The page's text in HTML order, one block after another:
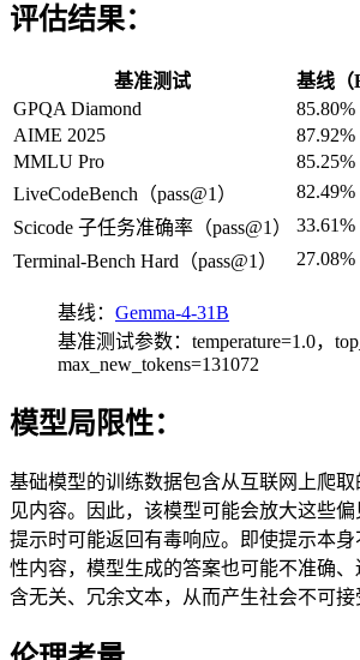
评估结果：
基准测试 基线（
GPQA Diamond
85.80%
AIME 2025
87.92%
MMLU Pro
85.25%
LiveCodeBench（pass@1）
82.49%
Scicode 子任务准确率（pass@1）
33.61%
Terminal-Bench Hard（pass@1）
27.08%
基线： Gemma-4-31B
基准测试参数：temperature=1.0，
max_new_tokens=131072
模型局限性：
基础模型的训练数据包含从互联网上爬
见内容。因此，该模型可能会放大这些
提示时可能返回有毒响应。即使提示本
性内容，模型生成的答案也可能不准确
含无关、冗余文本，从而产生社会不可接